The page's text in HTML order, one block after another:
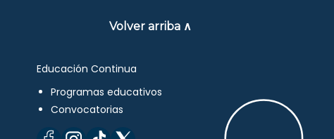
Volver arriba ∧
Educación Continua
Programas educativos
Convocatorias